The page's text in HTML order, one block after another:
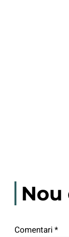
Comentari *